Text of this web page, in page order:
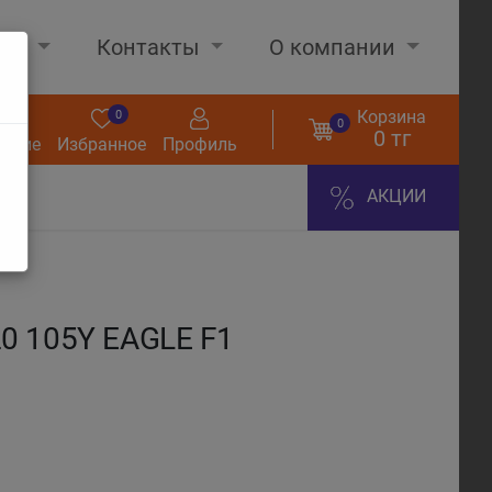
Контакты О компании
Избранное
0
Профиль
0 Корзина
0 тг
АКЦИИ
105Y EAGLE F1